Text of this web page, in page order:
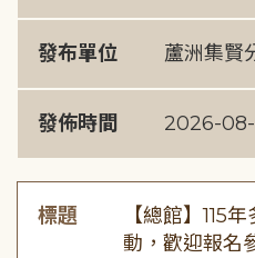
發布單位 蘆洲集賢
發佈時間 2026-
標題
【總館】115
動，歡迎報名